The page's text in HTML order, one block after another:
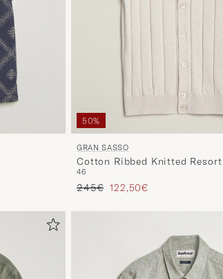
50%
GRAN SASSO
Cotton Ribbed Knitted
Beige
46
Tavallinen hinta
245€ Alennettu hinta
122,50€